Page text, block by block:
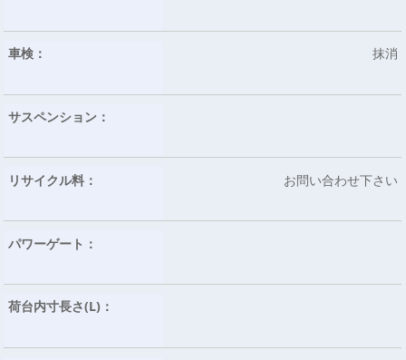
車検： 抹消
サスペンション：
リサイクル料： お問い合わせ下さい
パワーゲート：
荷台内寸長さ(L)：